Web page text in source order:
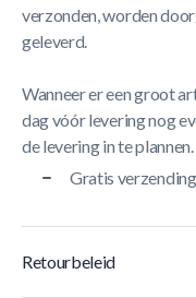
verzonden, worden
geleverd.
Wanneer er een groot
dag vóór levering nog
de levering in te plannen.
Gratis
Retourbeleid